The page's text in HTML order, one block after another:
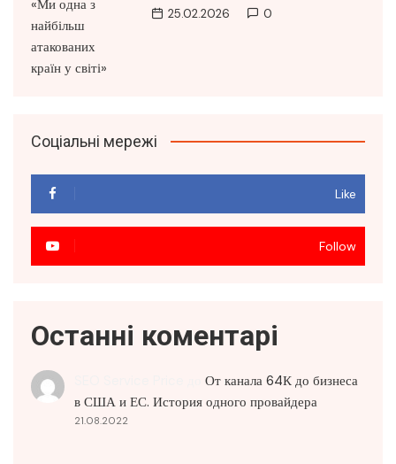
25.02.2026 0
Соціальні мережі
Like
Follow
Останні коментарі
От канала 64К до бизнеса
в США и ЕС. История одного провайдера
21.08.2022